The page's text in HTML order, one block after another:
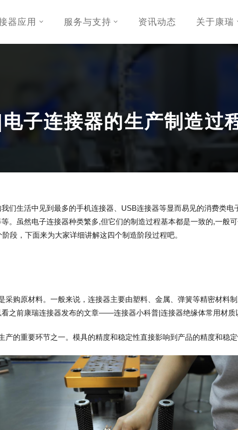
器应用 服务与支持 资讯动态 关于康瑞
子连接器的生产制造过
们生活中见到最多的手机连接器、USB连接器等显而易见的消费类
。虽然电子连接器种类繁多,但它们的制造过程基本都是一致的,一般
段，下面来为大家详细讲解这四个制造阶段过程吧。
采购原材料。一般来说，连接器主要由塑料、金属、弹簧等精密材料
之前康瑞连接器发布的文章——连接器小科普|连接器绝缘体常用材质
产的重要环节之一。模具的精度和稳定性直接影响到产品的精度和稳定